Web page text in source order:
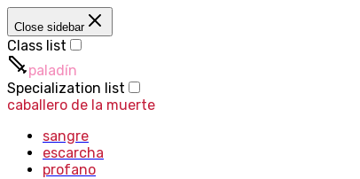
Close sidebar
Class list
paladín
Specialization list
caballero de la muerte
sangre
escarcha
profano